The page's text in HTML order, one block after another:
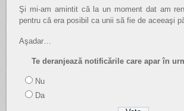
Şi mi-am amintit că la un moment dat am
pentru că era posibil ca unii să fie de aceeaşi
Aşadar…
Te deranjează notificările care apar în
Nu
Da